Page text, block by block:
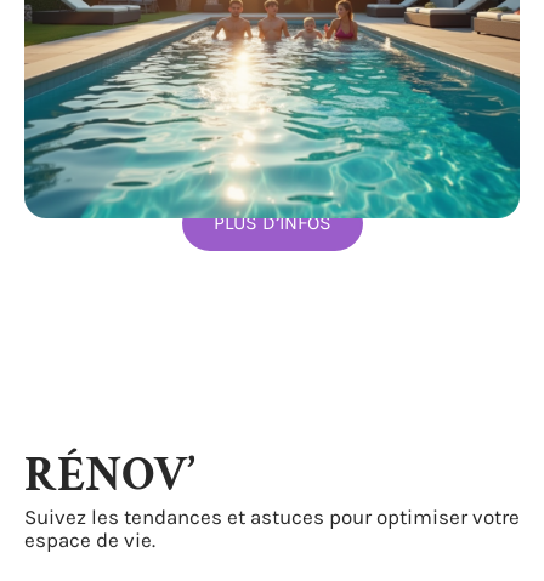
PLUS D’INFOS
RÉNOV’
Suivez les tendances et astuces pour optimiser votre
espace de vie.